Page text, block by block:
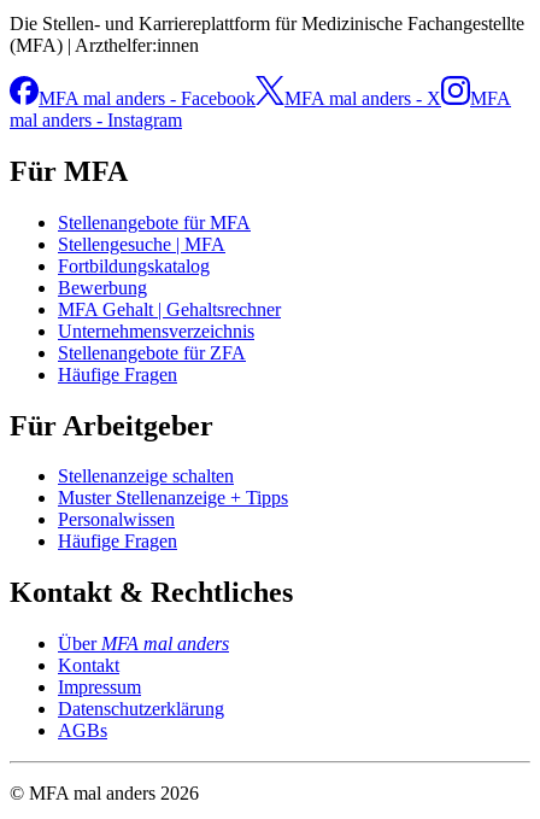
Die Stellen- und Karriereplattform für Medizinische Fachangestellte
(MFA) | Arzthelfer:innen
MFA mal anders - Facebook MFA mal anders - X
MFA
mal anders - Instagram
Für MFA
Stellenangebote für MFA
Stellengesuche | MFA
Fortbildungskatalog
Bewerbung
MFA Gehalt | Gehaltsrechner
Unternehmensverzeichnis
Stellenangebote für ZFA
Häufige Fragen
Für Arbeitgeber
Stellenanzeige schalten
Muster Stellenanzeige + Tipps
Personalwissen
Häufige Fragen
Kontakt & Rechtliches
Über MFA mal anders
Kontakt
Impressum
Datenschutzerklärung
AGBs
© MFA mal anders 2026